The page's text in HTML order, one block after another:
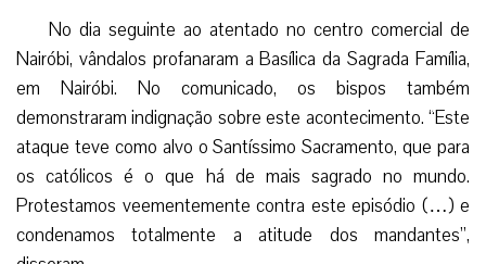
No dia seguinte ao atentado no centro comercial de
Nairóbi, vândalos profanaram a Basílica da Sagrada Família,
em Nairóbi. No comunicado, os bispos também
demonstraram indignação sobre este acontecimento. “Este
ataque teve como alvo o Santíssimo Sacramento, que para
os católicos é o que há de mais sagrado no mundo.
Protestamos veementemente contra este episódio (…) e
condenamos totalmente a atitude dos mandantes”,